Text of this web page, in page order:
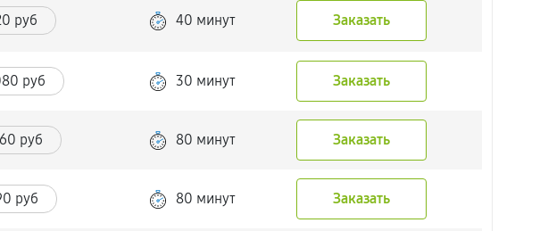
руб 40 минут Заказать
руб 30 минут Заказать
руб 80 минут Заказать
руб 80 минут Заказать